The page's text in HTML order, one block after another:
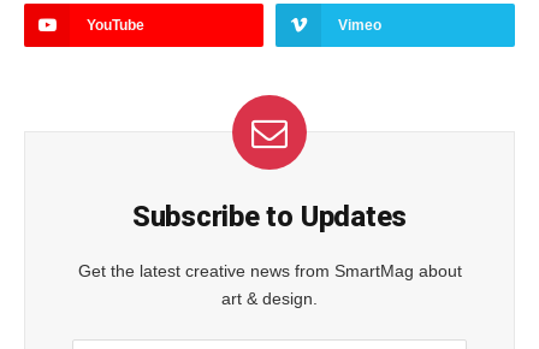
YouTube Vimeo
Subscribe to Updates
Get the latest creative news from SmartMag about
art & design.